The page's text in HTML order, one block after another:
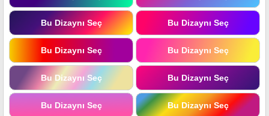
Bu Dizaynı Seç Bu Dizaynı Seç
Bu Dizaynı Seç Bu Dizaynı Seç
Bu Dizaynı Seç Bu Dizaynı Seç
Bu Dizaynı Seç Bu Dizaynı Seç